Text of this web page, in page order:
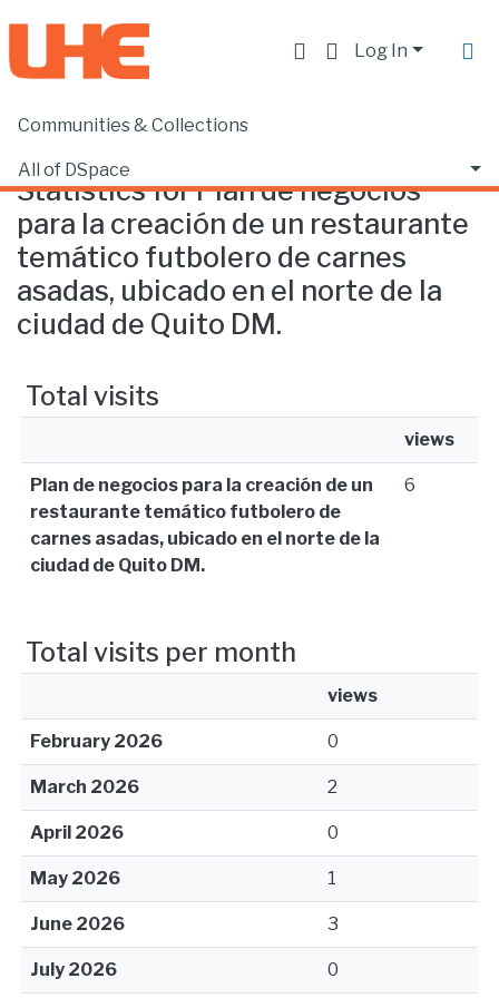
Log In
Communities & Collections
All of DSpace
Home Statistics
Statistics for Plan de negocios
para la creación de un restaurante
temático futbolero de carnes
asadas, ubicado en el norte de la
ciudad de Quito DM.
Total visits
views
Plan de negocios para la creación de un
restaurante temático futbolero de
carnes asadas, ubicado en el norte de la
ciudad de Quito DM.
6
Total visits per month
views
February 2026 0
March 2026 2
April 2026 0
May 2026 1
June 2026 3
July 2026 0